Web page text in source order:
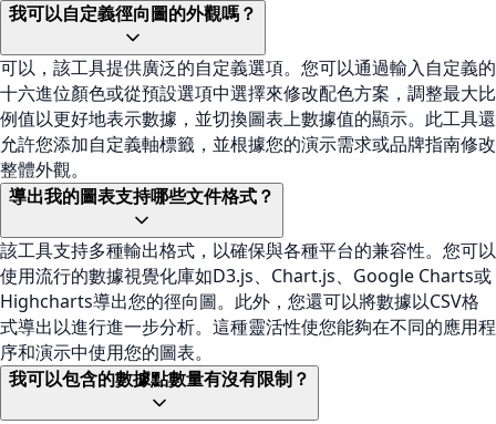
我可以自定義徑向圖的外觀嗎？
可以，該工具提供廣泛的自定義選項。您可以通過輸入自定義的
十六進位顏色或從預設選項中選擇來修改配色方案，調整最大比
例值以更好地表示數據，並切換圖表上數據值的顯示。此工具還
允許您添加自定義軸標籤，並根據您的演示需求或品牌指南修改
整體外觀。
導出我的圖表支持哪些文件格式？
該工具支持多種輸出格式，以確保與各種平台的兼容性。您可以
使用流行的數據視覺化庫如D3.js、Chart.js、Google Charts或
Highcharts導出您的徑向圖。此外，您還可以將數據以CSV格
式導出以進行進一步分析。這種靈活性使您能夠在不同的應用程
序和演示中使用您的圖表。
我可以包含的數據點數量有沒有限制？